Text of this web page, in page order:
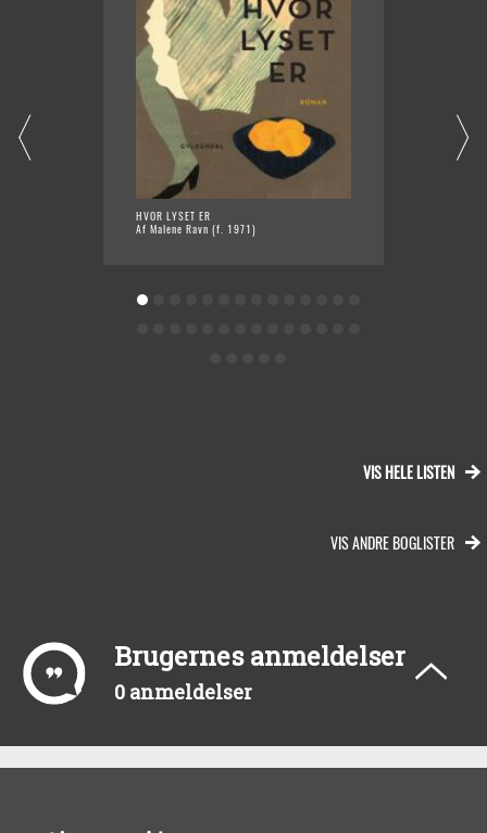
HVOR LYSET ER
Af Malene Ravn (f. 1971)
VIS HELE LISTEN
VIS ANDRE BOGLISTER
Brugernes anmeldelser
0 anmeldelser